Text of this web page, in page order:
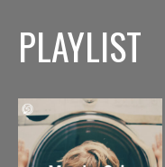
PLAYLIST